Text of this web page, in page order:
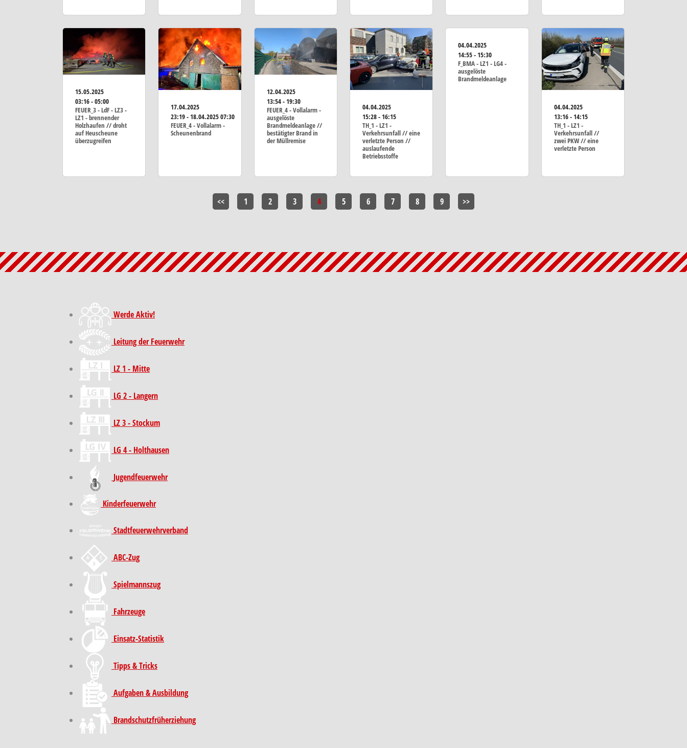
15.05.2025
03:16 - 05:00
FEUER_3 - LdF - LZ3 -
LZ1 - brennender
Holzhaufen // droht
auf Heuscheune
überzugreifen
17.04.2025
23:19 - 18.04.2025 07:30
FEUER_4 - Vollalarm -
Scheunenbrand
12.04.2025
13:54 - 19:30
FEUER_4 - Vollalarm -
ausgelöste
Brandmeldeanlage //
bestätigter Brand in
der Müllremise
04.04.2025
15:28 - 16:15
TH_1 - LZ1 -
Verkehrsunfall // eine
verletzte Person //
auslaufende
Betriebsstoffe
04.04.2025
14:55 - 15:30
F_BMA - LZ1 - LG4 -
ausgelöste
Brandmeldeanlage
04.04.2025
13:16 - 14:15
TH_1 - LZ1 -
Verkehrsunfall //
zwei PKW // eine
verletzte Person
<< 1 2 3 4 5 6 7 8 9 >>
Werde Aktiv!
Leitung der Feuerwehr
LZ 1 - Mitte
LG 2 - Langern
LZ 3 - Stockum
LG 4 - Holthausen
Jugendfeuerwehr
Kinder­feuer­wehr
Stadt­feuer­wehr­verband
ABC-Zug
Spielmannszug
Fahrzeuge
Einsatz-Statistik
Tipps & Tricks
Aufgaben & Ausbildung
Brand­schutz­früh­erziehung